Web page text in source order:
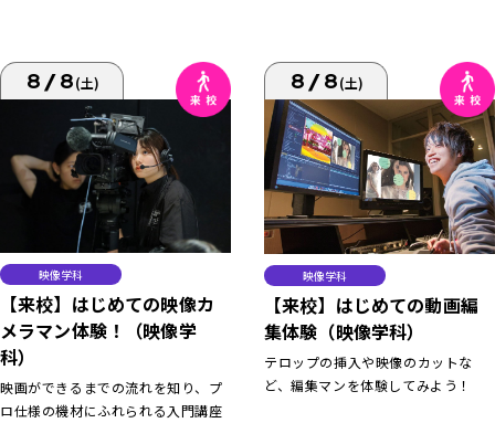
8/8(土)
映像学科
【来校】はじめての映像カ
メラマン体験！（映像学
科）
映画ができるまでの流れを知り、プ
ロ仕様の機材にふれられる入門講座
8/8(土)
映像学科
【来校】はじめての動画編
集体験（映像学科）
テロップの挿入や映像のカットな
ど、編集マンを体験してみよう！